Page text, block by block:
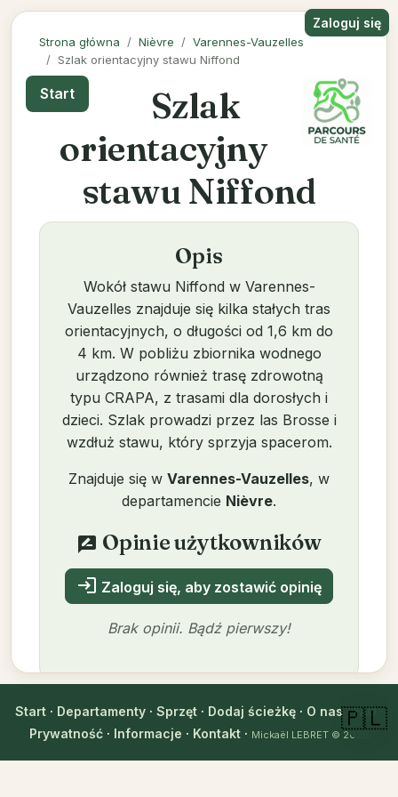
Zaloguj się
Strona główna Nièvre
Varennes-Vauzelles
Szlak orientacyjny stawu Niffond
Start
Szlak
orientacyjny
stawu Niffond
Opis
Wokół stawu Niffond w Varennes-
Vauzelles znajduje się kilka stałych tras
orientacyjnych, o długości od 1,6 km do
4 km. W pobliżu zbiornika wodnego
urządzono również trasę zdrowotną
typu CRAPA, z trasami dla dorosłych i
dzieci. Szlak prowadzi przez las Brosse i
wzdłuż stawu, który sprzyja spacerom.
Znajduje się w Varennes-Vauzelles, w
departamencie Nièvre.
rate_review Opinie użytkowników
login Zaloguj się, aby zostawić opinię
Brak opinii. Bądź pierwszy!
Autor
Mickaël LEBRET
Start· Departamenty· Sprzęt· Dodaj ścieżkę· O nas·FAQ·
Prywatność· Informacje · Kontakt· Mickaël LEBRET© 2026
🇵🇱